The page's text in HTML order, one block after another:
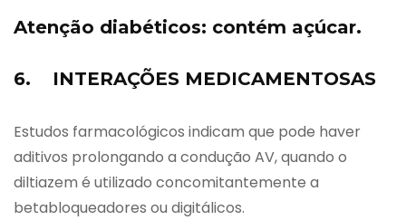
Atenção diabéticos: contém açúcar.
6. INTERAÇÕES MEDICAMENTOSAS
Estudos farmacológicos indicam que pode haver
aditivos prolongando a condução AV, quando o
diltiazem é utilizado concomitantemente a
betabloqueadores ou digitálicos.